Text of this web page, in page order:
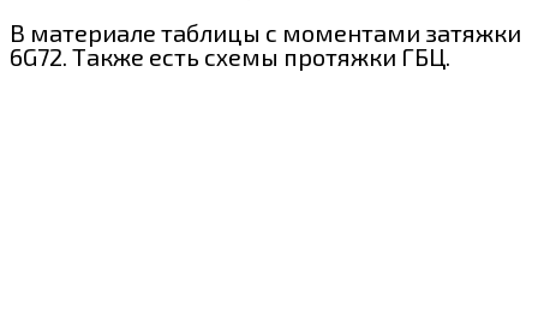
В материале таблицы с моментами затяжки
6G72. Также есть схемы протяжки ГБЦ.